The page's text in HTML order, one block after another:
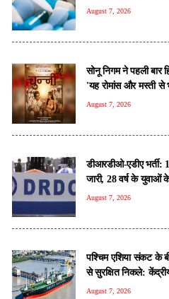
August 7, 2026
सोनू निगम ने पहली बार
'यह रोमांस और मस्ती से
August 7, 2026
डीआरडीओ-एडीए
जारी, 28 वर्ष के युवाओं
August 7, 2026
पश्चिम एशिया संकट के
से सुरक्षित निकले:
August 7, 2026